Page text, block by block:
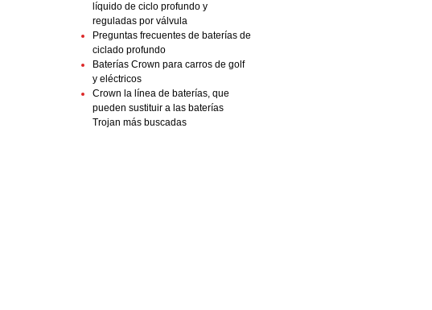
líquido de ciclo profundo y
reguladas por válvula
Preguntas frecuentes de baterías de
ciclado profundo
Baterías Crown para carros de golf
y eléctricos
Crown la línea de baterías, que
pueden sustituir a las baterías
Trojan más buscadas